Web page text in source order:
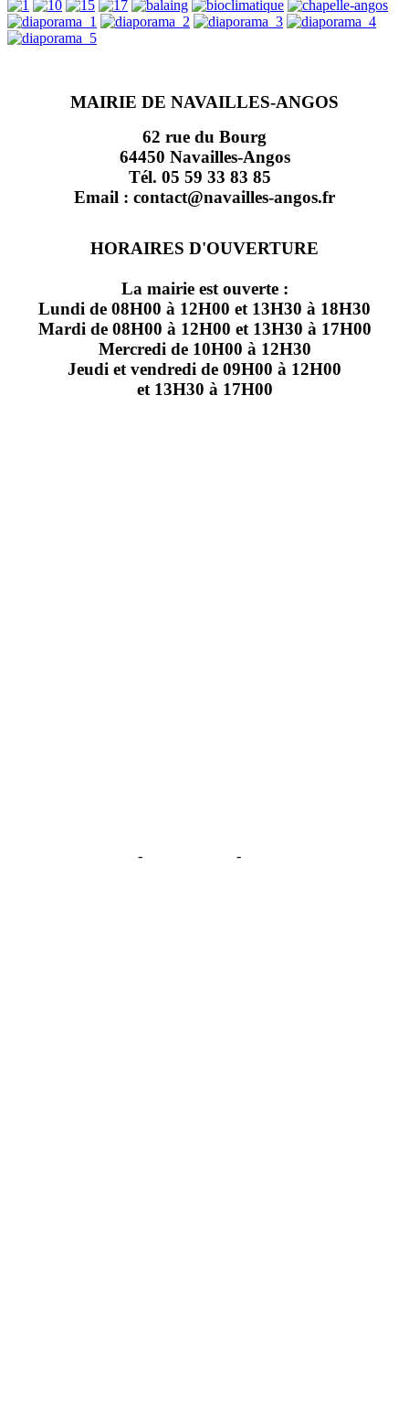
MAIRIE DE NAVAILLES-ANGOS
62 rue du Bourg
64450 Navailles-Angos
Tél. 05 59 33 83 85
Email : contact@navailles-angos.fr
HORAIRES D'OUVERTURE
La mairie est ouverte :
Lundi de 08H00 à 12H00 et 13H30 à 18H30
Mardi de 08H00 à 12H00 et 13H30 à 17H00
Mercredi de 10H00 à 12H30
Jeudi et vendredi de 09H00 à 12H00
et 13H30 à 17H00
- -